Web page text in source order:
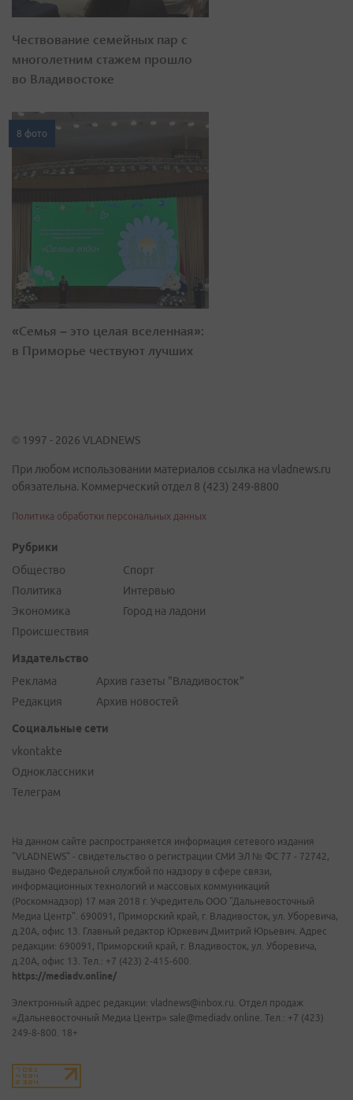
Чествование семейных пар с
многолетним стажем прошло
во Владивостоке
8 фото
«Семья – это целая вселенная»:
в Приморье чествуют лучших
© 1997 - 2026 VLADNEWS
При любом использовании материалов ссылка на vladnews.ru
обязательна. Коммерческий отдел 8 (423) 249-8800
Политика обработки персональных данных
Рубрики
Общество
Политика
Экономика
Происшествия
Спорт
Интервью
Город на ладони
Издательство
Реклама
Редакция
Архив газеты "Владивосток"
Архив новостей
Социальные сети
vkontakte
Одноклассники
Телеграм
На данном сайте распространяется информация сетевого издания
"VLADNEWS" - свидетельство о регистрации СМИ ЭЛ № ФС 77 - 72742,
выдано Федеральной службой по надзору в сфере связи,
информационных технологий и массовых коммуникаций
(Роскомнадзор) 17 мая 2018 г. Учредитель ООО "Дальневосточный
Медиа Центр". 690091, Приморский край, г. Владивосток, ул. Уборевича,
д.20А, офис 13. Главный редактор Юркевич Дмитрий Юрьевич. Адрес
редакции: 690091, Приморский край, г. Владивосток, ул. Уборевича,
д.20А, офис 13. Тел.: +7 (423) 2-415-600.
https://mediadv.online/
Электронный адрес редакции: vladnews@inbox.ru. Отдел продаж
«Дальневосточный Медиа Центр» sale@mediadv.online. Тел.: +7 (423)
249-8-800. 18+